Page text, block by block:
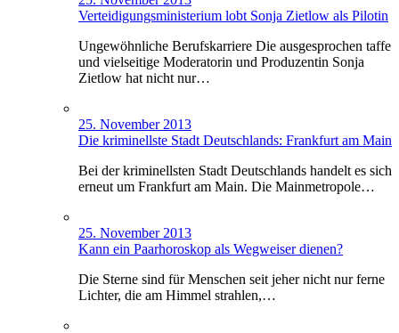
Verteidigungsministerium lobt Sonja Zietlow als Pilotin
Ungewöhnliche Berufskarriere Die ausgesprochen taffe
und vielseitige Moderatorin und Produzentin Sonja
Zietlow hat nicht nur…
25. November 2013
Die kriminellste Stadt Deutschlands: Frankfurt am Main
Bei der kriminellsten Stadt Deutschlands handelt es sich
erneut um Frankfurt am Main. Die Mainmetropole…
25. November 2013
Kann ein Paarhoroskop als Wegweiser dienen?
Die Sterne sind für Menschen seit jeher nicht nur ferne
Lichter, die am Himmel strahlen,…